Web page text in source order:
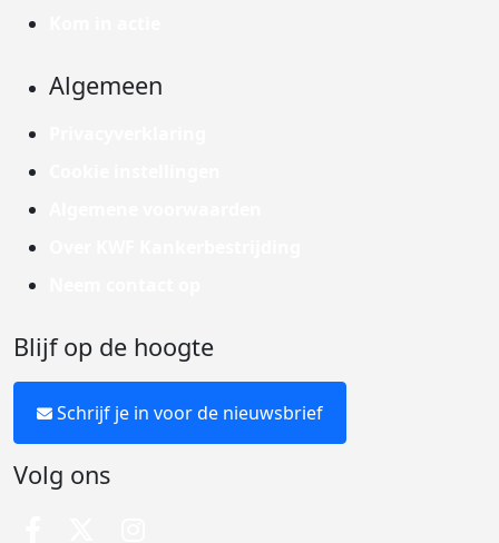
Algemeen
Blijf op de hoogte
Schrijf je in voor de nieuwsbrief
Volg ons